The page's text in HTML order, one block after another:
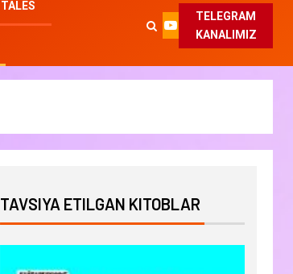
TELEGRAM
KANALIMIZ
TAVSIYA ETILGAN KITOBLAR